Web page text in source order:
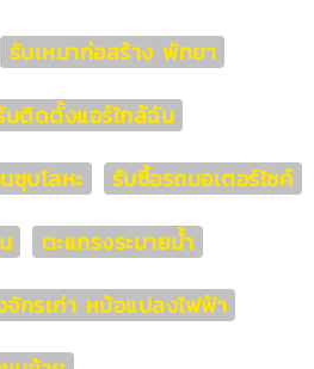
รับเหมาก่อสร้าง พัทยา
บติดตั้งแอร์ใกล้ฉัน
ชุบโลหะ
รับซื้อรถมอเตอร์ไซค์
ตะแกรงระบายน้ำ
จักรเก่า หม้อแปลงไฟฟ้า